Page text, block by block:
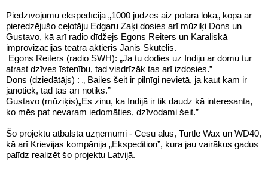
Piedzīvojumu ekspedīcijā „1000 jūdzes aiz polārā loka„ kopā ar
pieredzējušo ceļotāju Edgaru Zaķi dosies arī mūziķi Dons un
Gustavo, kā arī radio dīdžejs Egons Reiters un Karaliskā
improvizācijas teātra aktieris Jānis Skutelis.
Egons Reiters (radio SWH): „Ja tu dodies uz Indiju ar domu tur
atrast dzīves īstenību, tad visdrīzāk tas arī izdosies.”
Dons (dziedātājs) : „ Bailes šeit ir pilnīgi nevietā, ja kaut kam ir
jānotiek, tad tas arī notiks.”
Gustavo (mūziķis)„Es zinu, ka Indijā ir tik daudz kā interesanta,
ko mēs pat nevaram iedomāties, dzīvodami šeit.”
Šo projektu atbalsta uzņēmumi - Cēsu alus, Turtle Wax un WD40,
kā arī Krievijas kompānija „Ekspedition”, kura jau vairākus gadus
palīdz realizēt šo projektu Latvijā.